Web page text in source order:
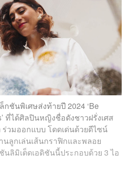
กชันพิเศษส่งท้ายปี 2024 ‘Be
ที่ได้ศิลปินหญิงชื่อดังชาวฝรั่งเศส
ร่วมออกแบบ โดดเด่นด้วยดีไซน์
ลูกเล่นเส้นกราฟิกและพลอย
ลิมิเต็ดเอดิชันนี้ประกอบด้วย 3 ไอ